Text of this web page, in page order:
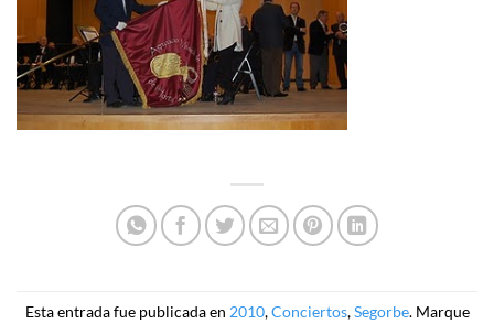
Esta entrada fue publicada en 2010,Conciertos,Segorbe. Marque